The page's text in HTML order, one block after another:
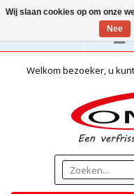
Nederlands
Welkom bezoeker, u kunt
Wij slaan cookies op om onze
Nee